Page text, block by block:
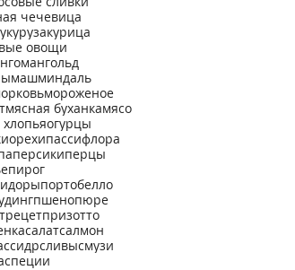
чечевица
курица
овощи
мангольд
машминдаль
мороженое
мясная буханкамясо
огурцы
орехипассифлора
персикиперцы
пирог
портобелло
пшенопюре
рецетпризотто
салатсалмон
сидрсливысмузи
специи